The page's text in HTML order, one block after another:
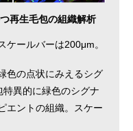
再生毛包の組織解析
ケールバーは200μm。
色の点状にみえるシグ
異的に緑色のシグナ
エントの組織。スケー